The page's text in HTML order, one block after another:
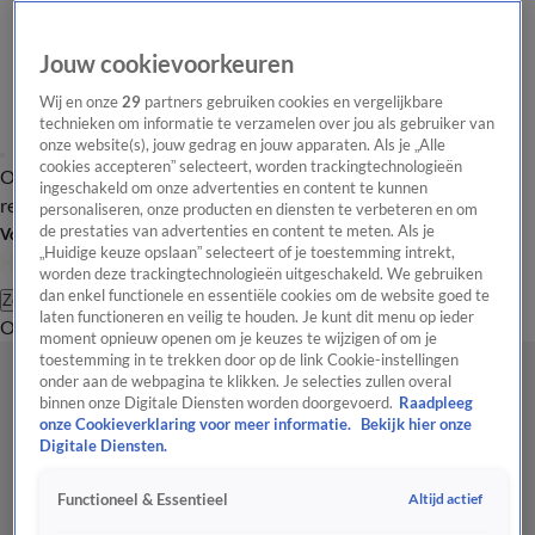
Overzicht Laatste nieuws Regionieuws Het beste van Hart
Tip de
redactie
Volg Hart van Nederland
Zoeken
OverzichtRegioUitzendingenWeerTip de redactiePanelVideo's
Jouw cookievoorkeuren
Wij en onze29 partners gebruiken cookies en vergelijkbare
technieken om informatie te verzamelen over jou als gebruiker van
onze website(s), jouw gedrag en jouw apparaten. Als je „Alle
cookies accepteren” selecteert, worden trackingtechnologieën
ingeschakeld om onze advertenties en content te kunnen
personaliseren, onze producten en diensten te verbeteren en om
de prestaties van advertenties en content te meten. Als je
„Huidige keuze opslaan” selecteert of je toestemming intrekt,
worden deze trackingtechnologieën uitgeschakeld. We gebruiken
dan enkel functionele en essentiële cookies om de website goed te
laten functioneren en veilig te houden. Je kunt dit menu op ieder
moment opnieuw openen om je keuzes te wijzigen of om je
toestemming in te trekken door op de link Cookie-instellingen
onder aan de webpagina te klikken. Je selecties zullen overal
binnen onze Digitale Diensten worden doorgevoerd. Raadpleeg
onze Cookieverklaring voor meer informatie.
Bekijk hier onze
Digitale Diensten.
Functioneel & Essentieel Altijd actief